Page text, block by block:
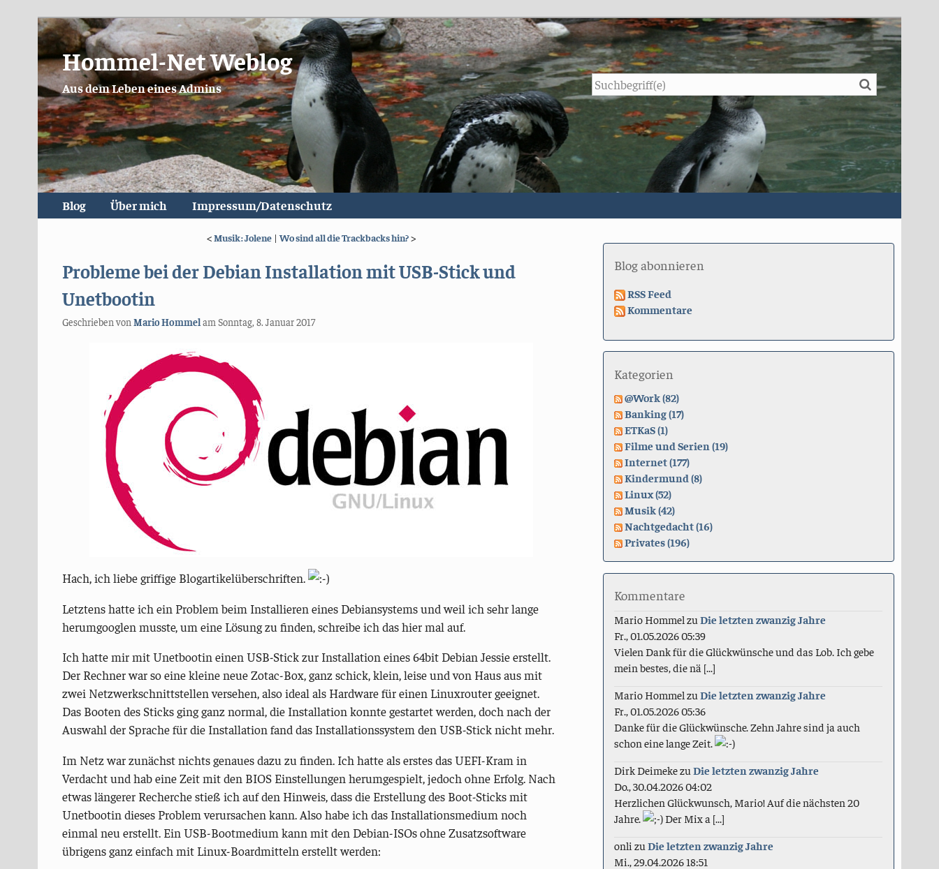
Hommel-Net Weblog
Aus dem Leben eines Admins Suche
Blog Über mich Impressum/Datenschutz
<Musik: Jolene | Wo sind all die Trackbacks hin?>
Probleme bei der Debian Installation mit USB-Stick und
Unetbootin
Geschrieben von Mario Hommelam Sonntag, 8. Januar 2017
Hach, ich liebe griffige Blogartikelüberschriften.
Letztens hatte ich ein Problem beim Installieren eines Debiansystems und weil ich sehr lange
herumgooglen musste, um eine Lösung zu finden, schreibe ich das hier mal auf.
Ich hatte mir mit Unetbootin einen USB-Stick zur Installation eines 64bit Debian Jessie erstellt.
Der Rechner war so eine kleine neue Zotac-Box, ganz schick, klein, leise und von Haus aus mit
zwei Netzwerkschnittstellen versehen, also ideal als Hardware für einen Linuxrouter geeignet.
Das Booten des Sticks ging ganz normal, die Installation konnte gestartet werden, doch nach der
Auswahl der Sprache für die Installation fand das Installationssystem den USB-Stick nicht mehr.
Im Netz war zunächst nichts genaues dazu zu finden. Ich hatte als erstes das UEFI-Kram in
Verdacht und hab eine Zeit mit den BIOS Einstellungen herumgespielt, jedoch ohne Erfolg. Nach
etwas längerer Recherche stieß ich auf den Hinweis, dass die Erstellung des Boot-Sticks mit
Unetbootin dieses Problem verursachen kann. Also habe ich das Installationsmedium noch
einmal neu erstellt. Ein USB-Bootmedium kann mit den Debian-ISOs ohne Zusatzsoftware
übrigens ganz einfach mit Linux-Boardmitteln erstellt werden:
Blog abonnieren
RSS Feed
Kommentare
Kategorien
@Work (82)
Banking (17)
ETKaS (1)
Filme und Serien (19)
Internet (177)
Kindermund (8)
Linux (52)
Musik (42)
Nachtgedacht (16)
Privates (196)
Kommentare
Mario Hommel zuDie letzten zwanzig Jahre
Fr., 01.05.2026 05:39
Vielen Dank für die Glückwünsche und das Lob. Ich gebe
mein bestes, die nä [...]
Mario Hommel zuDie letzten zwanzig Jahre
Fr., 01.05.2026 05:36
Danke für die Glückwünsche. Zehn Jahre sind ja auch
schon eine lange Zeit.
Dirk DeimekezuDie letzten zwanzig Jahre
Do., 30.04.2026 04:02
Herzlichen Glückwunsch, Mario! Auf die nächsten 20
Jahre.
Der Mix a [...]
onli zuDie letzten zwanzig Jahre
Mi., 29.04.2026 18:51